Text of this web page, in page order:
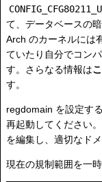
て、データベースの
Arch のカーネルには
ていたり自分でコン
す。さらなる情報は
す。
regdomain を設定する
再起動してください。
を編集し、適切なド
現在の規制範囲を一